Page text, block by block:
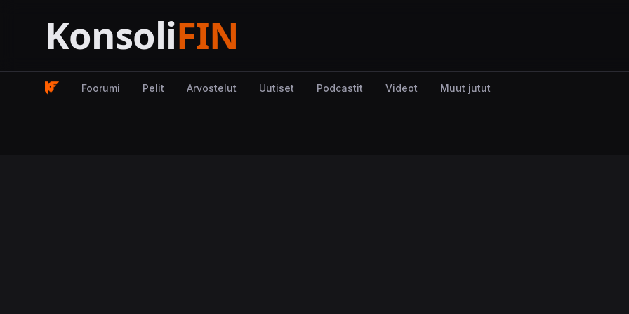
Foorumi Pelit Arvostelut Uutiset Podcastit Videot Muut jutut